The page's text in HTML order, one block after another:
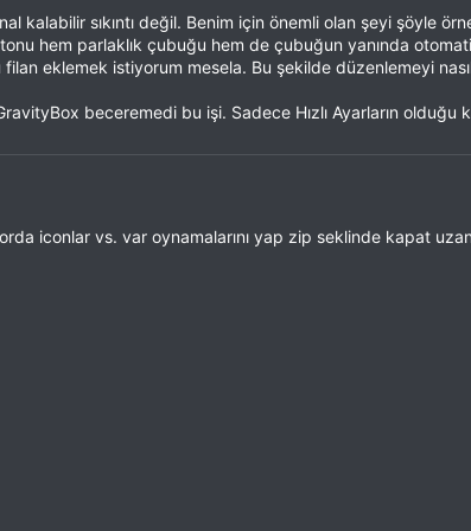
sıkıntı değil. Benim için önemli olan şeyi şöyle
hem parlaklık çubuğu hem de çubuğun yanında
eklemek istiyorum mesela. Bu şekilde düzenlemeyi
beceremedi bu işi. Sadece Hızlı Ayarların olduğu
iconlar vs. var oynamalarını yap zip seklinde kapat